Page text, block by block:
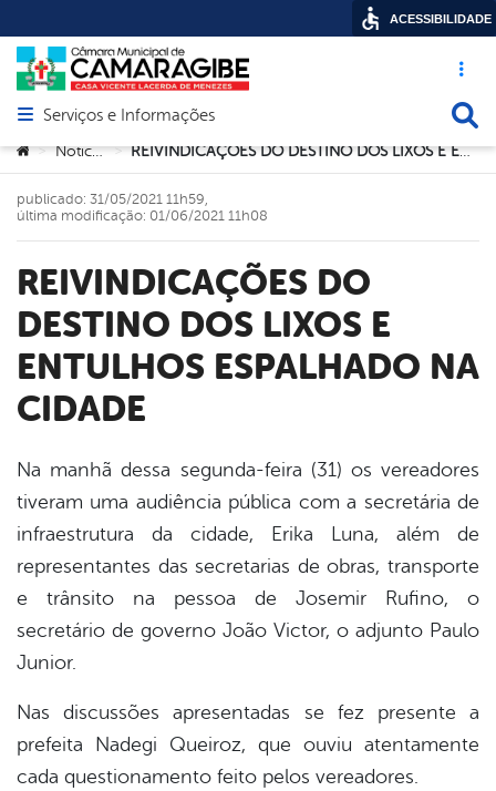
Acesso
Abrir menu principal de navegação
Serviços e Informações
Você está aqui:
> Noticias > REIVINDICAÇÕES DO DESTINO DOS LIXOS E ENTULHOS ESPALHADO NA CIDADE
REIVINDICAÇÕES DO
DESTINO DOS LIXOS E
ENTULHOS ESPALHADO NA
CIDADE
publicado: 31/05/2021 11h59,
última modificação: 01/06/2021 11h08
Na manhã dessa segunda-feira (31) os vereadores
tiveram uma audiência pública com a secretária de
infraestrutura da cidade, Erika Luna, além de
representantes das secretarias de obras, transporte
e trânsito na pessoa de Josemir Rufino, o
secretário de governo João Victor, o adjunto Paulo
Junior.
Nas discussões apresentadas se fez presente a
prefeita Nadegi Queiroz, que ouviu atentamente
cada questionamento feito pelos vereadores.
ACESSIBILIDADE